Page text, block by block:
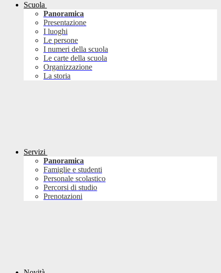
Scuola
Panoramica
Presentazione
I luoghi
Le persone
I numeri della scuola
Le carte della scuola
Organizzazione
La storia
Servizi
Panoramica
Famiglie e studenti
Personale scolastico
Percorsi di studio
Prenotazioni